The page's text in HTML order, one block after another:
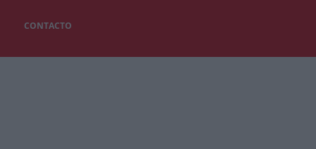
CONTACTO